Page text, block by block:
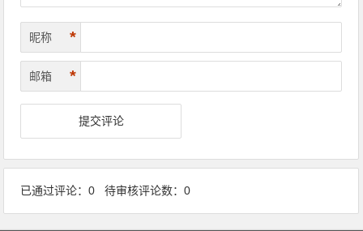
昵称 *
邮箱 *
已通过评论：0 待审核评论数：0